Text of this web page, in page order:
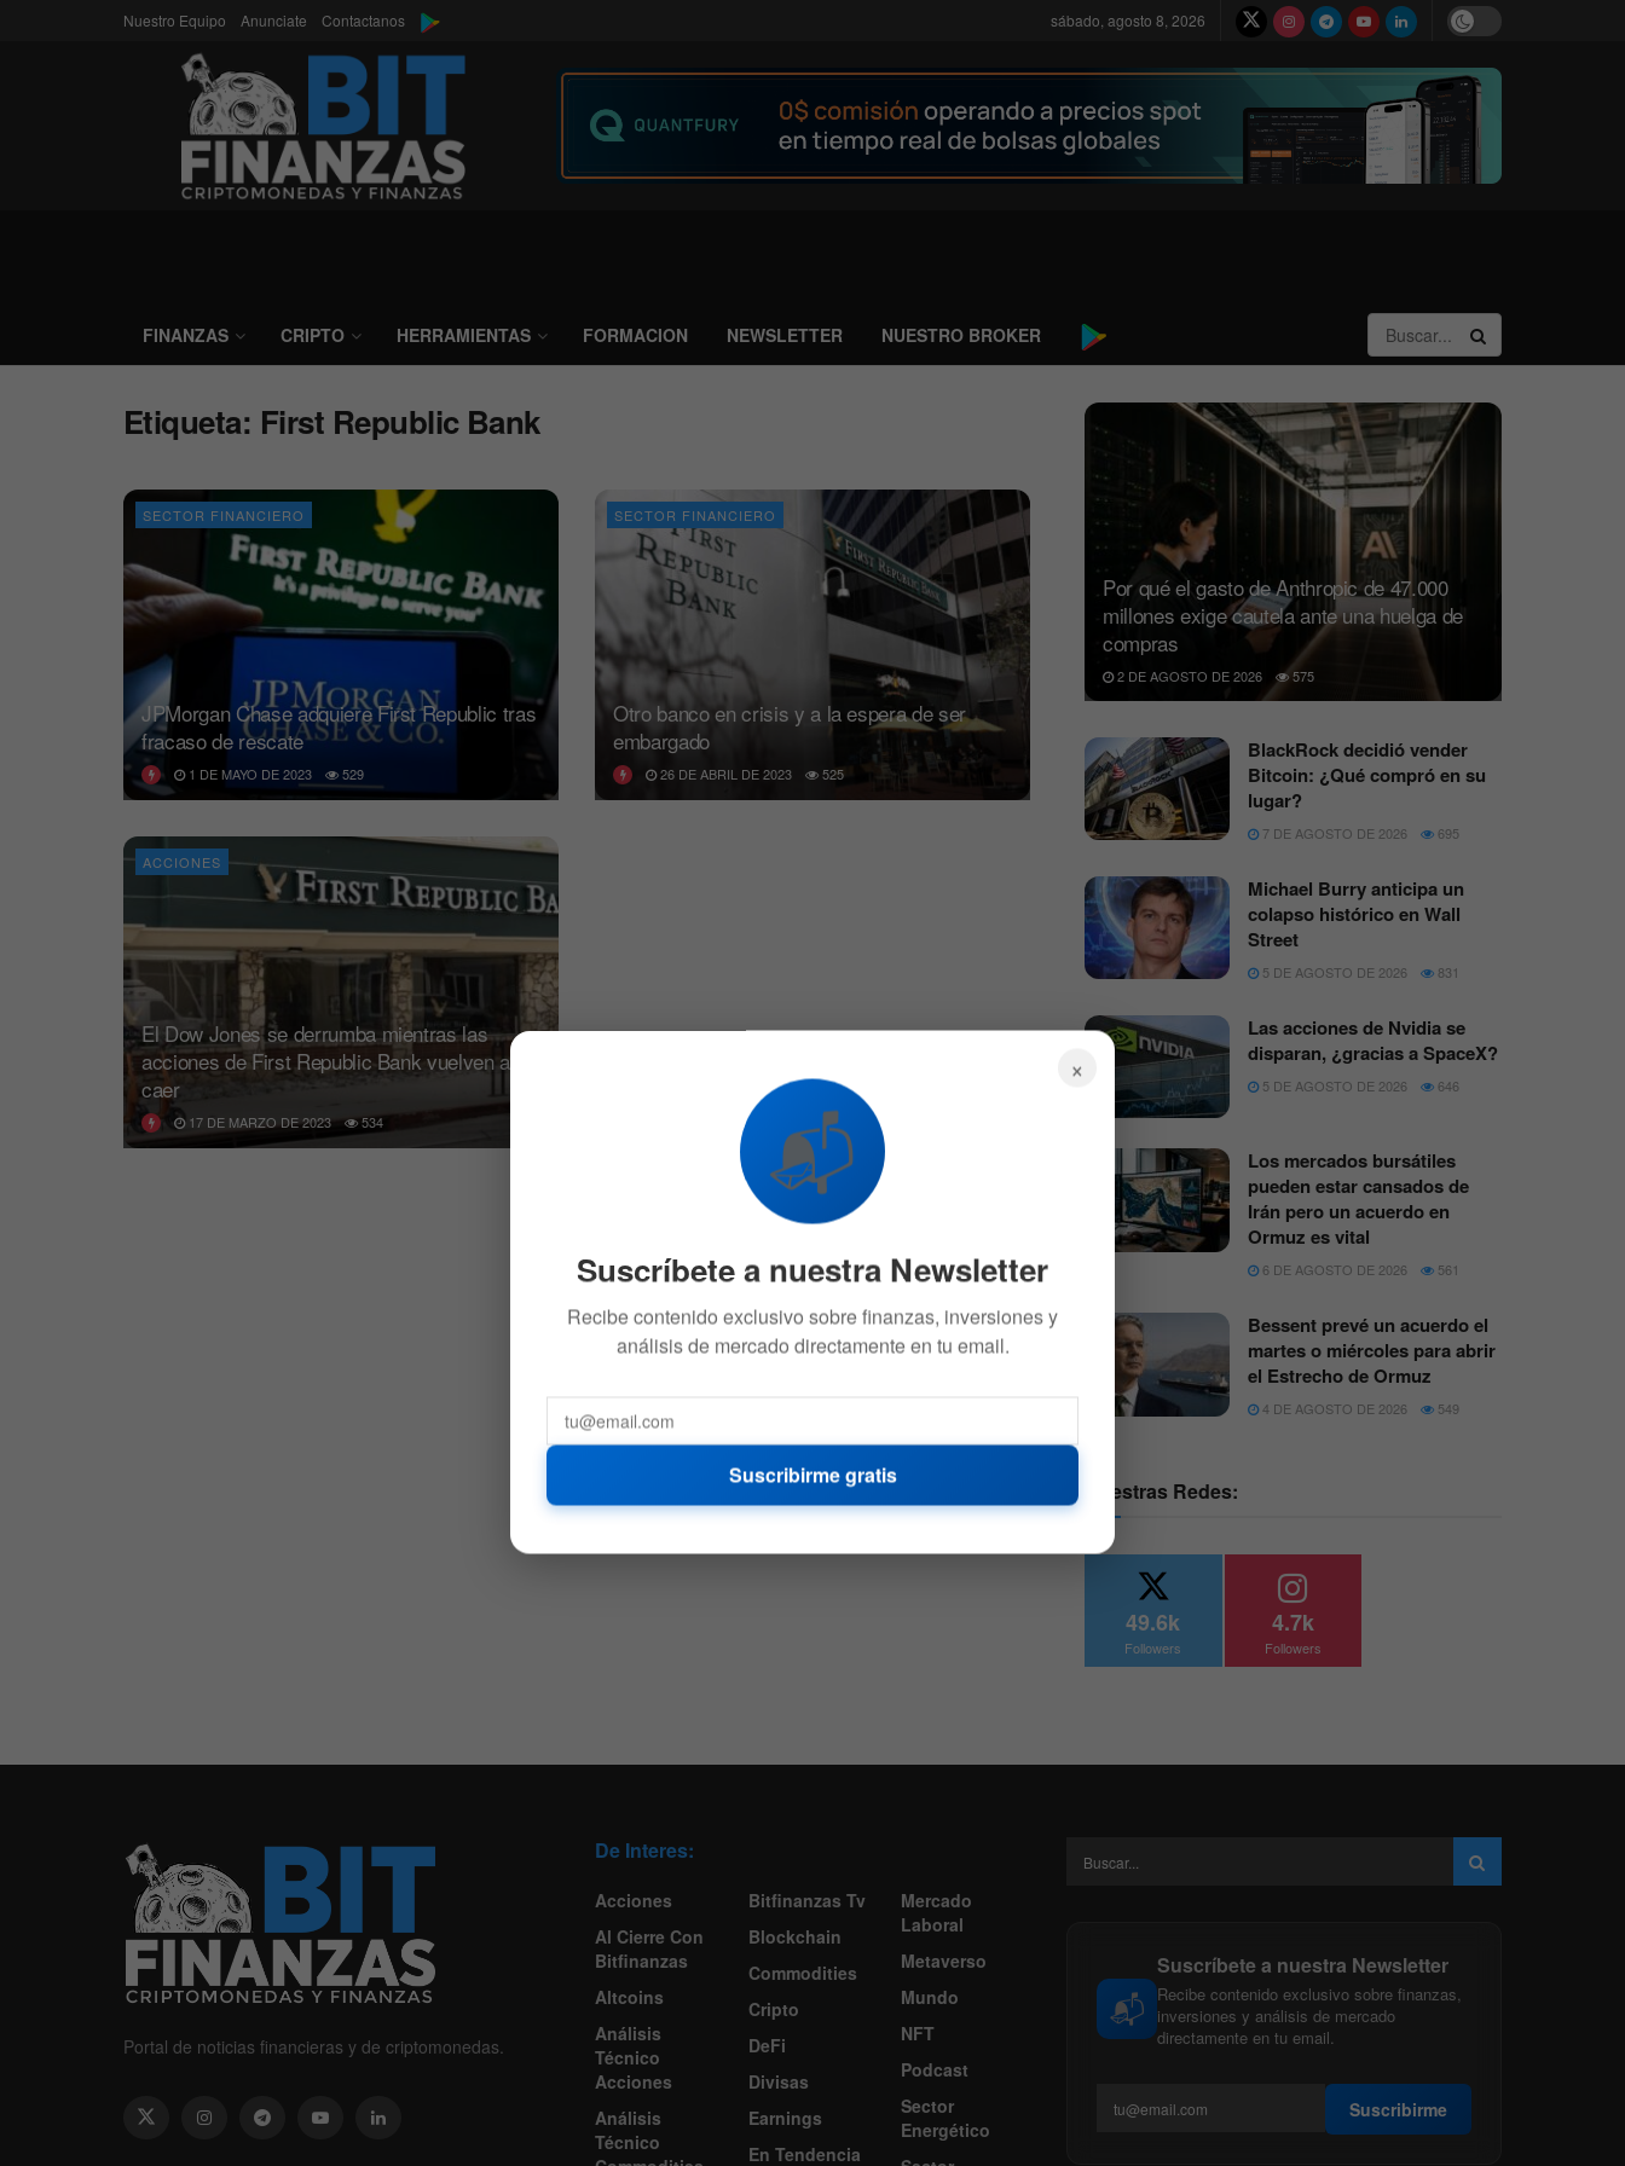
Nuestro Equipo Anunciate Contactanos sábado, agosto 8, 2026
FINANZAS CRIPTO HERRAMIENTAS FORMACION NEWSLETTER NUESTRO BROKER
Etiqueta: First Republic Bank
SECTOR FINANCIERO
JPMorgan Chase adquiere First Republic tras
fracaso de rescate
1 DE MAYO DE 2023 529
SECTOR FINANCIERO
Otro banco en crisis y a la espera de ser
embargado
26 DE ABRIL DE 2023 525
ACCIONES
El Dow Jones se derrumba mientras las
acciones de First Republic Bank vuelven a
caer
17 DE MARZO DE 2023 534
Por qué el gasto de Anthropic de 47.000
millones exige cautela ante una huelga de
compras
2 DE AGOSTO DE 2026 575
BlackRock decidió vender
Bitcoin: ¿Qué compró en su
lugar?
7 DE AGOSTO DE 2026 695
Michael Burry anticipa un
colapso histórico en Wall
Street
5 DE AGOSTO DE 2026 831
Las acciones de Nvidia se
disparan, ¿gracias a SpaceX?
5 DE AGOSTO DE 2026 646
Los mercados bursátiles
pueden estar cansados de
Irán pero un acuerdo en
Ormuz es vital
6 DE AGOSTO DE 2026 561
Bessent prevé un acuerdo el
martes o miércoles para abrir
el Estrecho de Ormuz
4 DE AGOSTO DE 2026 549
Nuestras Redes:
49.6k
Followers
4.7k
Followers
Portal de noticias financieras y de criptomonedas.
De Interes:
Acciones
Al Cierre Con
Bitfinanzas
Altcoins
Análisis
Técnico
Acciones
Análisis
Técnico
Bitfinanzas Tv
Blockchain
Commodities
Cripto
DeFi
Divisas
Earnings
En Tendencia
Mercado
Laboral
Metaverso
Mundo
NFT
Podcast
Sector
Energético
📬
Suscríbete a nuestra Newsletter
Recibe contenido exclusivo sobre finanzas,
inversiones y análisis de mercado
directamente en tu email.
Suscribirme
×
📬
Suscríbete a nuestra Newsletter
Recibe contenido exclusivo sobre finanzas, inversiones y
análisis de mercado directamente en tu email.
Suscribirme gratis